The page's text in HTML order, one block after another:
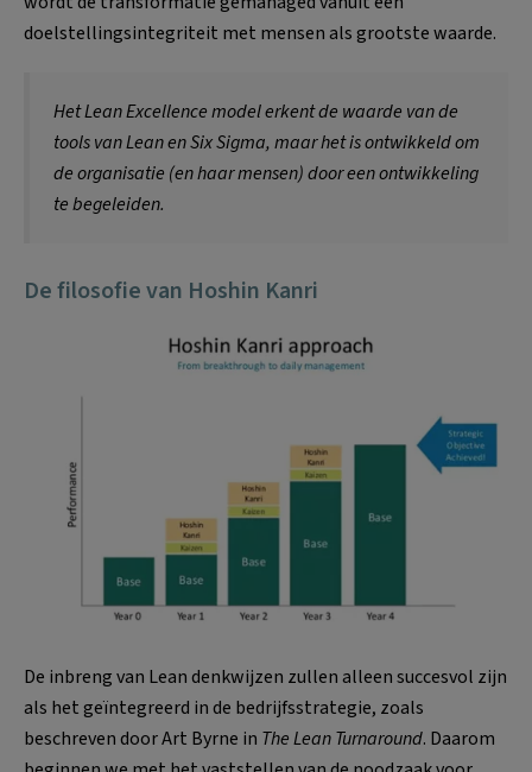
doelstellingsintegriteit met mensen als grootste waarde.
Het Lean Excellence model erkent de waarde van de
tools van Lean en Six Sigma, maar het is ontwikkeld om
de organisatie (en haar mensen) door een ontwikkeling
te begeleiden.
De filosofie van Hoshin Kanri
De inbreng van Lean denkwijzen zullen alleen succesvol zijn
als het geïntegreerd in de bedrijfsstrategie, zoals
beschreven door Art Byrne in The Lean Turnaround. Daarom